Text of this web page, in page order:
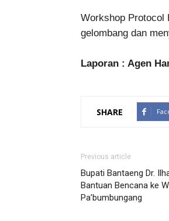
Workshop Protocol
gelombang dan
Laporan : Agen
SHARE
Previous article
Bupati Bantaeng Dr.
Bantuan Bencana ke
Pa’bumbungang